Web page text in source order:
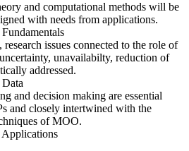
and computational methods will be
with needs from applications.
issues connected to the role of
unavailabilty, reduction of
addressed.
and decision making are essential
and closely intertwined with the
of MOO.